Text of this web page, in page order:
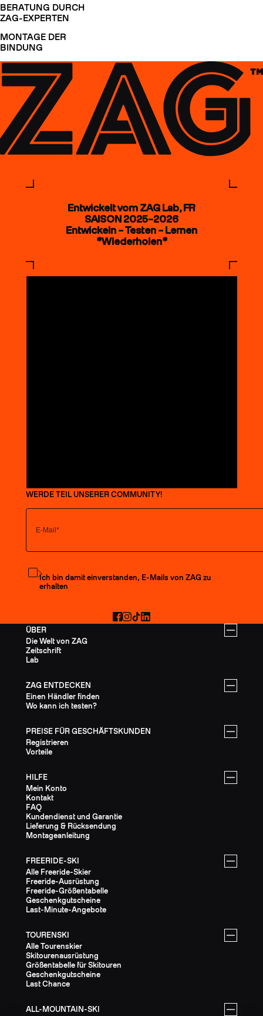
BERATUNG DURCH
ZAG-EXPERTEN
MONTAGE DER
BINDUNG
ÜBER
Die Welt von ZAG
Zeitschrift
Lab
ZAG ENTDECKEN
Einen Händler finden
Wo kann ich testen?
PREISE FÜR GESCHÄFTSKUNDEN
Registrieren
Vorteile
HILFE
Mein Konto
Kontakt
FAQ
Kundendienst und Garantie
Lieferung & Rücksendung
Montageanleitung
FREERIDE-SKI
Alle Freeride-Skier
Freeride-Ausrüstung
Freeride-Größentabelle
Geschenkgutscheine
Last-Minute-Angebote
TOURENSKI
Alle Tourenskier
Skitourenausrüstung
Größentabelle für Skitouren
Geschenkgutscheine
Last Chance
ALL-MOUNTAIN-SKI
Entwickelt vom ZAG Lab, FR
SAISON 2025–2026
Entwickeln – Testen – Lernen
*Wiederholen*
WERDE TEIL UNSERER COMMUNITY!
Den Newsletter abonnieren
Ich bin damit einverstanden, E-Mails von ZAG zu
erhalten
Facebook
Instagram
TikTokLinkedIn